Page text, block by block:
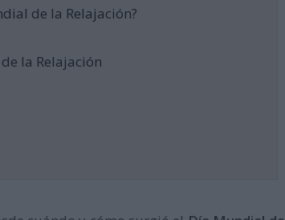
de la Relajación?
la Relajación